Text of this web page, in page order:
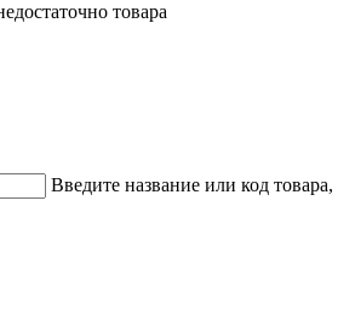
товара
Введите название или код товара,